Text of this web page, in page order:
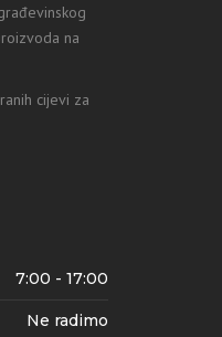
na
cijevi za
7:00 - 17:00
Ne radimo